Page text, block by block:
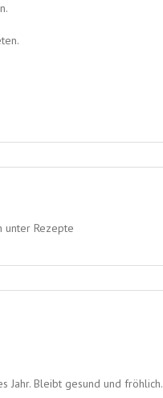
unter Rezepte
Jahr. Bleibt gesund und fröhlich.